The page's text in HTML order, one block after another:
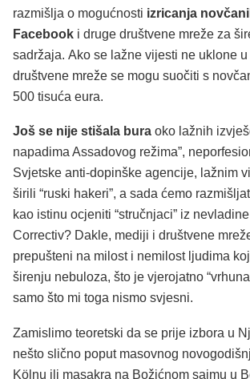
razmišlja o mogućnosti izricanja
Facebook i druge društvene mreže za
sadržaja. Ako se lažne vijesti ne uklone u
društvene mreže se mogu suočiti s
500 tisuća eura.
Još se nije stišala bura oko lažnih
napadima Assadovog režima”,
Svjetske anti-dopinške agencije, lažnim
širili “ruski hakeri”, a sada ćemo
kao istinu ocjeniti “stručnjaci” iz
Correctiv? Dakle, mediji i društvene
prepušteni na milost i nemilost ljudima
širenju nebuloza, što je vjerojatno
samo što mi toga nismo svjesni.
Zamislimo teoretski da se prije izbora u
nešto slično poput masovnog
Kölnu ili masakra na Božićnom sajmu u